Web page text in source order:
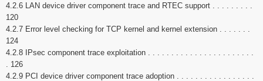
4.2.6 LAN device driver component trace and RTEC support . . . . . . . . .
120
4.2.7 Error level checking for TCP kernel and kernel extension . . . . . . .
124
4.2.8 IPsec component trace exploitation . . . . . . . . . . . . . . . . . . . . . . .
. 126
4.2.9 PCI device driver component trace adoption . . . . . . . . . . . . . . . . .